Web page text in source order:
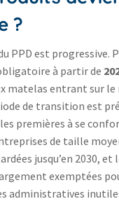
?
PPD est progressive.
à partir de
matelas entrant sur le
de transition est
premières à se
de taille
jusqu’en 2030, et
exemptées
administratives